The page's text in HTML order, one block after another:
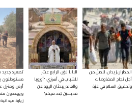
تصعيد جديد في
يقتحمون أرض ومنزل
المطران زيدان: لنصلِّ من
أجل نجاح المفاوضات
وتحقيق السلام في غزة
البابا لاوُن الرابع عشر
للشباب في أسيزي: "أوروبا
والعالم يبحثان اليوم عن
قديسين جُدد فيكم"
تصعيد جديد
مستوطنون
أرض ومنزل
ويهددون
زيارة ميدانية